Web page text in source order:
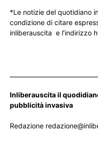
*Le notizie del quotidiano
condizione di citare
inliberauscita e l’indirizzo
Inliberauscita il
pubblicità invasiva
Redazione